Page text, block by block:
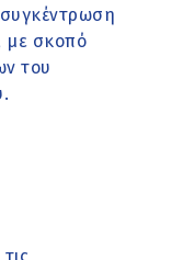
με σκοπό
του